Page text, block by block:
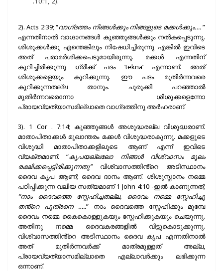
2). Acts 2:39; “വാഗ്‌ദത്തം നിങ്ങൾക്കും നിങ്ങളുടെ മക്കൾക്കും….”
എന്നതിനാൽ വാഗ്ദാനങ്ങൾ കുഞ്ഞുങ്ങൾക്കും നൽകപ്പെടുന്നു.
ശിശുക്കൾക്കു എന്തെങ്കിലും നിഷേധിച്ചിരുന്നു എങ്കിൽ ഇവിടെ
അത് പരാമർശിക്കപെടുമായിരുന്നു. മക്കൾ എന്നതിന്
കുറിച്ചിരിക്കുന്നു ഗ്രീക്ക് പദം ‘tekna’ എന്നാണ്. അത്
ശിശുക്കളെയും കുറിക്കുന്നു. ഈ പദം മുതിർന്നവരെ
കുറിക്കുന്നതല്ല താനും. ചുരുക്കി പറഞ്ഞാൽ
മുതിർന്നവരെന്നോ ശിശുക്കളെന്നോ
പ്രായവ്യത്യാസമില്ലാതെ വാഗ്‌ദത്തിനു അർഹരാണ്.
3). 1 Cor . 7:14; കുഞ്ഞുങ്ങൾ അശുദ്ധരല്ല വിശുദ്ധരാണ്.
മാതാപിതാക്കൾ മുഖാന്തരം മക്കൾ വിശുദ്ധരാകുന്നു. മക്കളുടെ
വിശുദ്ധി മാതാപിതാക്കളിലൂടെ ആണ് എന്ന് ഇവിടെ
വ്യക്‌തമാണ്‌. “കൃപയല്ലലോ നിങ്ങൾ വിശ്വാസം മൂലം
രക്ഷിക്കപ്പെട്ടിരിക്കുന്നതു”വിശ്വാസത്തിൻ്റെ അടിസ്ഥാനം
ദൈവ കൃപ ആണ്; ദൈവ ദാനം ആണ്. ശിശുസ്നാനം നമ്മെ
പഠിപ്പിക്കുന്ന വലിയ സത്യമാണ് 1 John 4:10 -ഇൽ കാണുന്നത്;
“നാം ദൈവത്തെ സ്നേഹിച്ചതല്ല, ദൈവം നമ്മെ സ്നേഹിച്ചു
തൻ്റെ പുത്രനെ …..” നാം ദൈവത്തെ സ്നേഹിക്കും മുമ്പേ
ദൈവം നമ്മെ കൈകൊള്ളുകയും സ്നേഹിക്കുകയും ചെയുന്നു.
അതിനു നമ്മെ ദൈവകരങ്ങളിൽ വിട്ടുകൊടുക്കുന്നു.
വിശ്വാസത്തിൻ്റെ അടിസ്ഥാനം ദൈവ കൃപ എന്നതിനാൽ
അത് മുതിർന്നവർക്ക് മാത്രമുള്ളത് അല്ല,
പ്രായവ്യത്യാസമില്ലാതെ എല്ലാവർക്കും ലഭിക്കുന്ന
ഒന്നാണ്.